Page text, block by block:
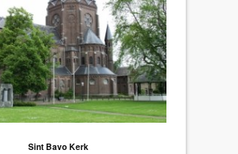
Sint Bavo Kerk